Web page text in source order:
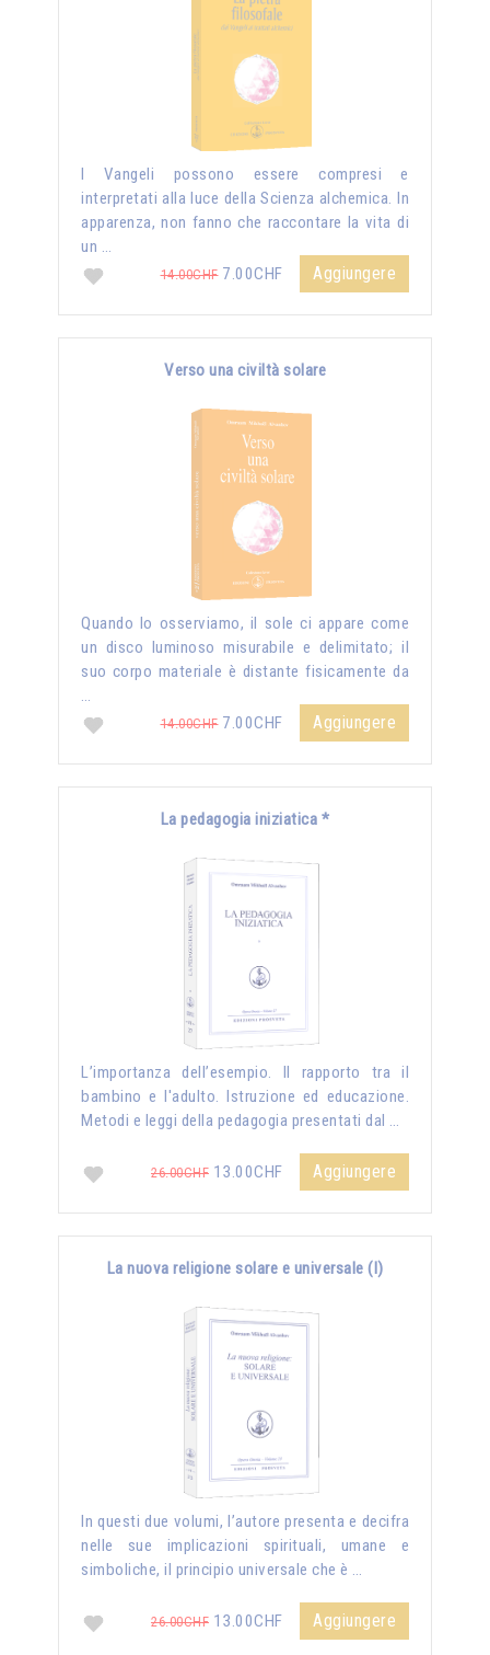
I Vangeli possono essere compresi e
interpretati alla luce della Scienza alchemica. In
apparenza, non fanno che raccontare la vita di
un …
14.00CHF7.00CHF Aggiungere
Verso una civiltà solare
Quando lo osserviamo, il sole ci appare come
un disco luminoso misurabile e delimitato; il
suo corpo materiale è distante fisicamente da
…
14.00CHF7.00CHF Aggiungere
La pedagogia iniziatica *
L’importanza dell’esempio. Il rapporto tra il
bambino e l'adulto. Istruzione ed educazione.
Metodi e leggi della pedagogia presentati dal …
26.00CHF 13.00CHF Aggiungere
La nuova religione solare e universale (I)
In questi due volumi, l’autore presenta e decifra
nelle sue implicazioni spirituali, umane e
simboliche, il principio universale che è …
26.00CHF 13.00CHF Aggiungere